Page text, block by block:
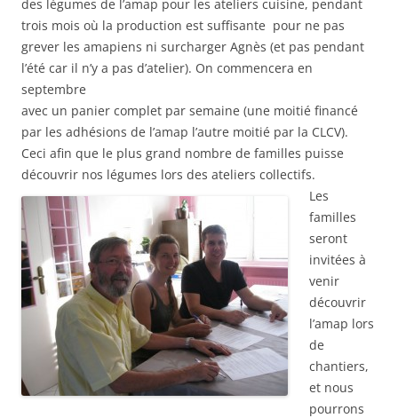
des légumes de l’amap pour les ateliers cuisine, pendant
trois mois où la production est suffisante pour ne pas
grever les amapiens ni surcharger Agnès (et pas pendant
l’été car il n’y a pas d’atelier). On commencera en
septembre
avec un panier complet par semaine (une moitié financé
par les adhésions de l’amap l’autre moitié par la CLCV).
Ceci afin que le plus grand nombre de familles puisse
découvrir nos légumes lors des ateliers collectifs.
Les
familles
seront
invitées à
venir
découvrir
l’amap lors
de
chantiers,
et nous
pourrons